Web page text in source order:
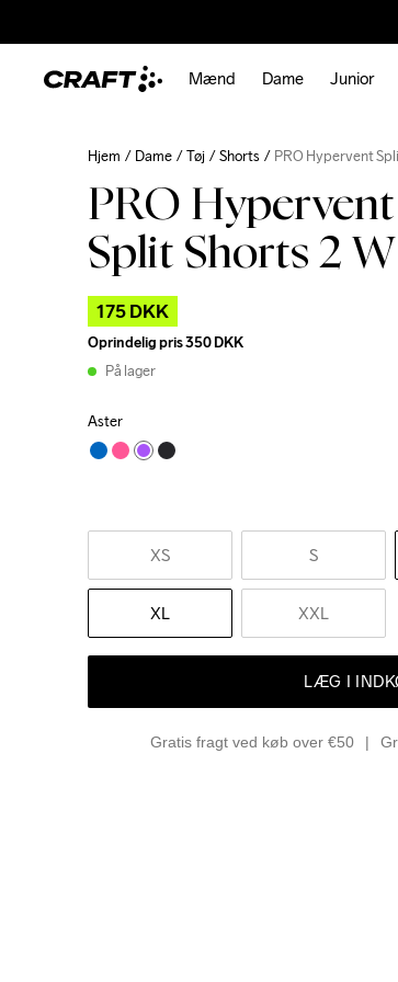
Mænd Dame Junior
Hjem Dame Tøj Shorts PRO Hypervent
PRO Hypervent
Split Shorts 2 W
175 DKK
Oprindelig pris350 DKK
På lager
Aster
XS S
XL XXL
LÆG I
Gratis fragt ved køb over €50